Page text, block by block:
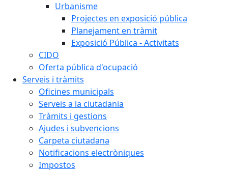
Urbanisme
Projectes en exposició pública
Planejament en tràmit
Exposició Pública - Activitats
CIDO
Oferta pública d'ocupació
Serveis i tràmits
Oficines municipals
Serveis a la ciutadania
Tràmits i gestions
Ajudes i subvencions
Carpeta ciutadana
Notificacions electròniques
Impostos